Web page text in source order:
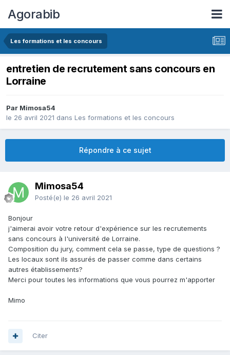
Agorabib
Les formations et les concours
entretien de recrutement sans concours en
Lorraine
Par Mimosa54
le 26 avril 2021 dans Les formations et les concours
Répondre à ce sujet
Mimosa54
Posté(e) le 26 avril 2021
Bonjour
j'aimerai avoir votre retour d'expérience sur les recrutements
sans concours à l'université de Lorraine.
Composition du jury, comment cela se passe, type de questions ?
Les locaux sont ils assurés de passer comme dans certains
autres établissements?
Merci pour toutes les informations que vous pourrez m'apporter
Mimo
Citer